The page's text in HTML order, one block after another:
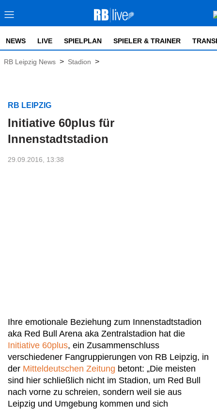
NEWS LIVE SPIELPLAN SPIELER & TRAINER
RB Leipzig News > Stadion >
RB LEIPZIG
Initiative 60plus für
Innenstadtstadion
29.09.2016, 13:38
Ihre emotionale Beziehung zum Innenstadtstadion
aka Red Bull Arena aka Zentralstadion hat die
Initiative 60plus, ein Zusammenschluss
verschiedener Fangruppierungen von RB Leipzig, in
der Mitteldeutschen Zeitung betont: „Die meisten
sind hier schließlich nicht im Stadion, um Red Bull
nach vorne zu schreien, sondern weil sie aus
Leipzig und Umgebung kommen und sich